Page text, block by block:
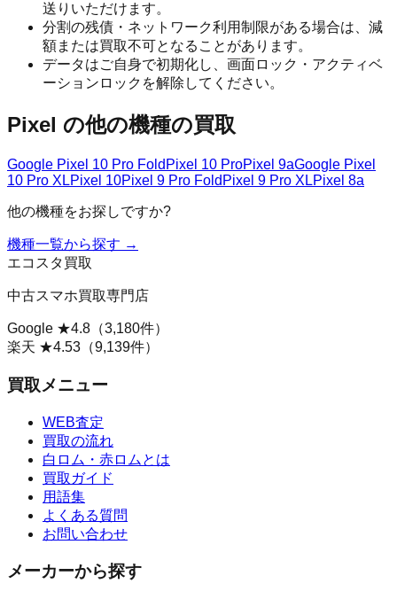
送りいただけます。
分割の残債・ネットワーク利用制限がある場合は、減
額または買取不可となることがあります。
データはご自身で初期化し、画面ロック・アクティベ
ーションロックを解除してください。
Pixel の他の機種の買取
Google Pixel 10 Pro Fold Pixel 10 ProPixel 9aGoogle Pixel
10 Pro XLPixel 10Pixel 9 Pro Fold Pixel 9 Pro XLPixel 8a
他の機種をお探しですか?
機種一覧から探す →
エコスタ買取
中古スマホ買取専門店
Google ★4.8 （3,180件）
楽天 ★4.53 （9,139件）
買取メニュー
WEB査定
買取の流れ
白ロム・赤ロムとは
買取ガイド
用語集
よくある質問
お問い合わせ
メーカーから探す